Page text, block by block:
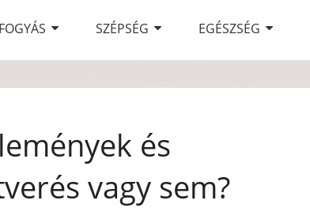
FOGYÁS SZÉPSÉG EGÉSZSÉG
és
vagy sem?